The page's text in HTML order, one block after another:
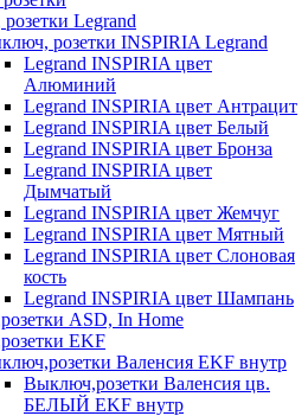
Legrand
розетки INSPIRIA Legrand
Legrand INSPIRIA цвет
Алюминий
Legrand INSPIRIA цвет Антрацит
Legrand INSPIRIA цвет Белый
Legrand INSPIRIA цвет Бронза
Legrand INSPIRIA цвет
Дымчатый
Legrand INSPIRIA цвет Жемчуг
Legrand INSPIRIA цвет Мятный
Legrand INSPIRIA цвет Слоновая
кость
Legrand INSPIRIA цвет Шампань
ASD, In Home
EKF
Валенсия EKF внутр
Выключ,розетки Валенсия цв.
БЕЛЫЙ EKF внутр